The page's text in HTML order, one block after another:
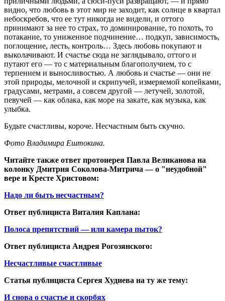
видно, что любовь в этот мир не заходит, как солнце в квартал
небоскребов, что ее тут никогда не видели, и оттого
принимают за нее то страх, то доминирование, то похоть, то
потакание, то униженное подчинение… подкуп, зависимость,
поглощение, лесть, контроль… Здесь любовь покупают и
выколачивают. И счастье сюда не заглядывало, оттого и
путают его — то с материальным благополучием, то с
терпением и выносливостью. А любовь и счастье — они не
этой природы, мелочной и скрипучей, измеряемой копейками,
градусами, метрами, а совсем другой — летучей, золотой,
певучей — как облака, как море на закате, как музыка, как
улыбка.
Будьте счастливы, короче. Несчастным быть скучно.
Фото Владимира Ештокина.
Читайте также ответ протоиерея Павла Великанова на
колонку Дмитрия Соколова-Митрича — о "неудобной"
вере и Кресте Христовом:
Надо ли быть несчастным?
Ответ публициста Виталия Каплана:
Полоса препятствий — или камера пыток?
Ответ публициста Андрея Рогозянского:
Несчастливые счастливые
Статья публициста Сергея Худиева на ту же тему:
И снова о счастье и скорбях